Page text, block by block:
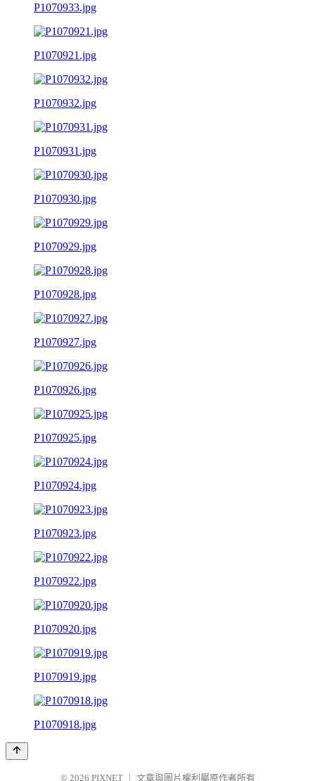
P1070933.jpg
P1070921.jpg
P1070932.jpg
P1070931.jpg
P1070930.jpg
P1070929.jpg
P1070928.jpg
P1070927.jpg
P1070926.jpg
P1070925.jpg
P1070924.jpg
P1070923.jpg
P1070922.jpg
P1070920.jpg
P1070919.jpg
P1070918.jpg
© 2026 PIXNET 文章與圖片權利屬原作者所有